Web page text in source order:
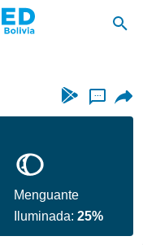
...
Menguante
Iluminada:25%